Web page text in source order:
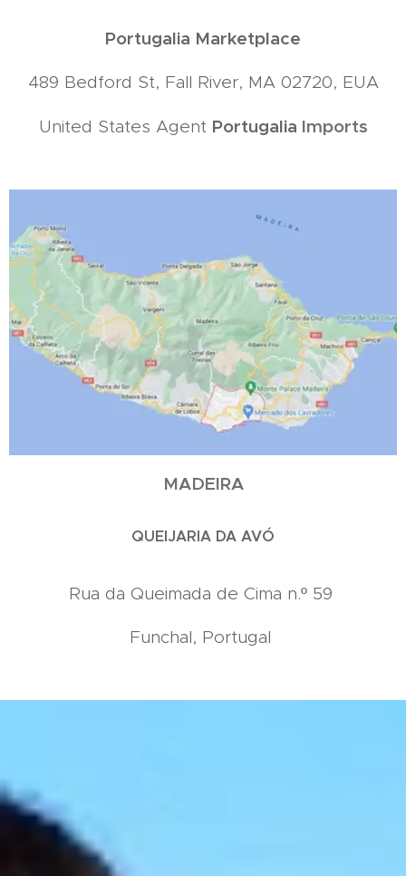
Portugalia Marketplace
489 Bedford St, Fall River, MA 02720, EUA
United States Agent Portugalia Imports
MADEIRA
QUEIJARIA DA AVÓ
Rua da Queimada de Cima n.º 59
Funchal, Portugal